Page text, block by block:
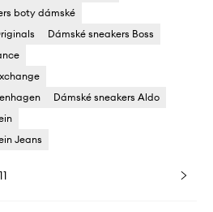
boty dámské
Dámské sneakers Boss
Dámské sneakers Aldo
Jeans
11